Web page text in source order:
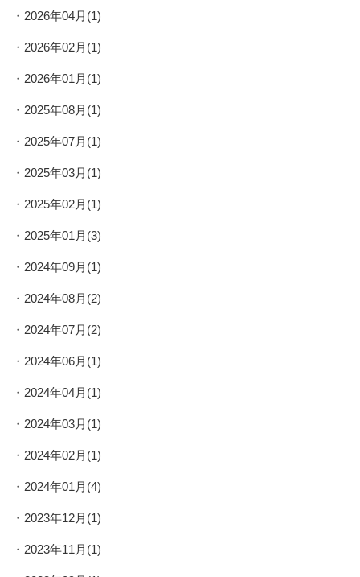
2026年04月(1)
2026年02月(1)
2026年01月(1)
2025年08月(1)
2025年07月(1)
2025年03月(1)
2025年02月(1)
2025年01月(3)
2024年09月(1)
2024年08月(2)
2024年07月(2)
2024年06月(1)
2024年04月(1)
2024年03月(1)
2024年02月(1)
2024年01月(4)
2023年12月(1)
2023年11月(1)